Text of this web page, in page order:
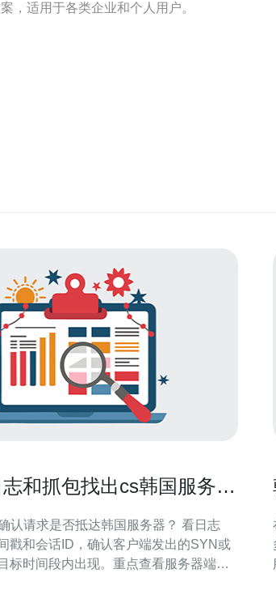
，适用于各类企业和个人用户。
和抓包找出cs韩国服务器
认请求是否抵达韩国服务器？ 看日志
戳和会话ID，确认客户端发出的SYN或
标时间段内出现。重点查看服务器端访